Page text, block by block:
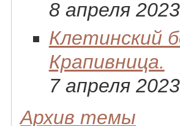
8 апреля
Клетинский
Крапивница.
7 апреля
Архив темы